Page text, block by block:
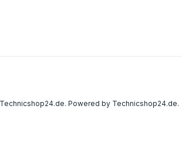
Powered by Technicshop24.de.